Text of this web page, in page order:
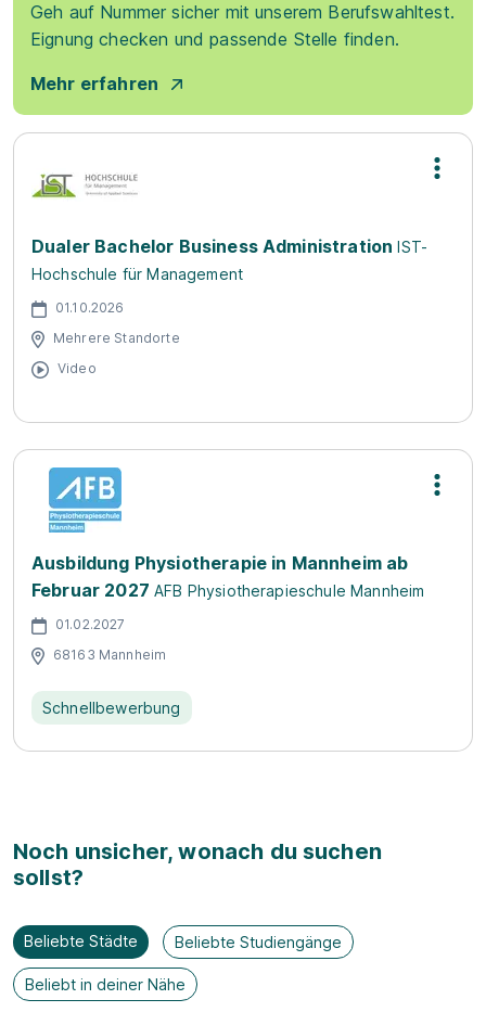
Geh auf Nummer sicher mit unserem Berufswahltest.
Eignung checken und passende Stelle finden.
Mehr erfahren
Dualer Bachelor Business Administration IST-
Hochschule für Management
01.10.2026
Mehrere Standorte
Video
Ausbildung Physiotherapie in Mannheim ab
Februar 2027 AFB Physiotherapieschule Mannheim
01.02.2027
68163 Mannheim
Schnellbewerbung
Noch unsicher, wonach du suchen
sollst?
Beliebte Städte Beliebte Studiengänge
Beliebt in deiner Nähe